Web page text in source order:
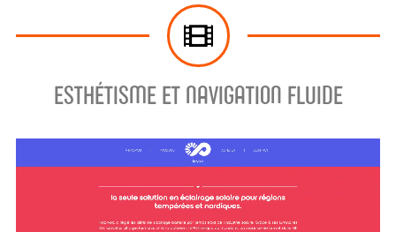
ESTHÉTISME ET NAVIGATION FLUIDE